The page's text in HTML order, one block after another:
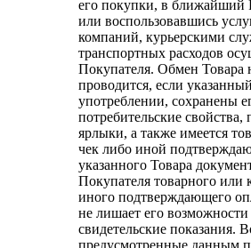
его покупки, в ближайший
или воспользовавшись
компаний, курьерскими
транспортных расходов
Покупателя. Обмен Товара
проводится, если
употреблении, сохранены
потребительские
ярлыки, а также имеется
чек либо иной
указанного Товара
Покупателя товарного или
иного подтверждающего
не лишает его возможности
свидетельские показания.
предусмотренные данным